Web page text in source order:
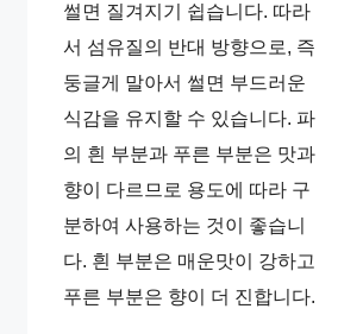
썰면 질겨지기 쉽습니다. 따라
서 섬유질의 반대 방향으로, 즉
둥글게 말아서 썰면 부드러운
식감을 유지할 수 있습니다. 파
의 흰 부분과 푸른 부분은 맛과
향이 다르므로 용도에 따라 구
분하여 사용하는 것이 좋습니
다. 흰 부분은 매운맛이 강하고
푸른 부분은 향이 더 진합니다.